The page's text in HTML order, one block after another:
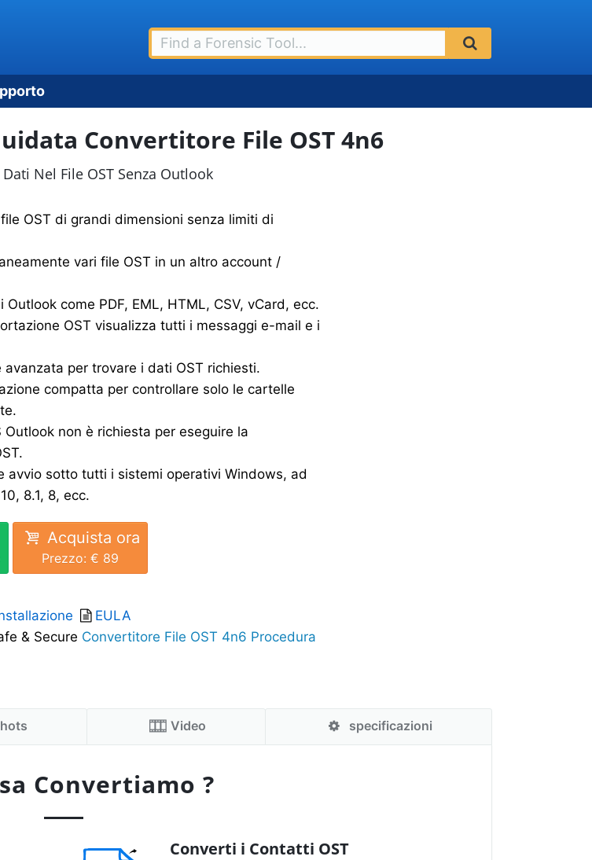
Convertitore File OST 4n6
Nel File OST Senza Outlook
OST di grandi dimensioni senza limiti di
vari file OST in un altro account /
come PDF, EML, HTML, CSV, vCard, ecc.
OST visualizza tutti i messaggi e-mail e i
avanzata per trovare i dati OST richiesti.
compatta per controllare solo le cartelle
Outlook non è richiesta per eseguire la
avvio sotto tutti i sistemi operativi Windows, ad
8.1, 8, ecc.
Acquista ora
Prezzo: € 89
EULA
& Secure Convertitore File OST 4n6 Procedura
Video specificazioni
Convertiamo ?
Converti i Contatti OST